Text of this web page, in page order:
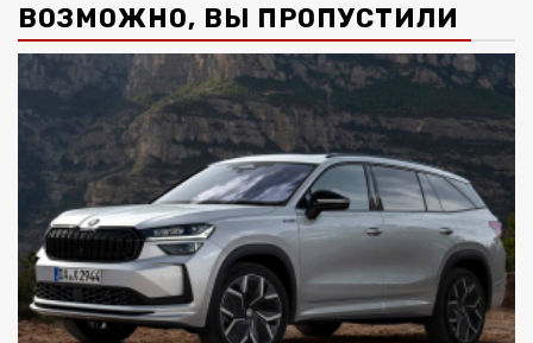
ВОЗМОЖНО, ВЫ ПРОПУСТИЛИ